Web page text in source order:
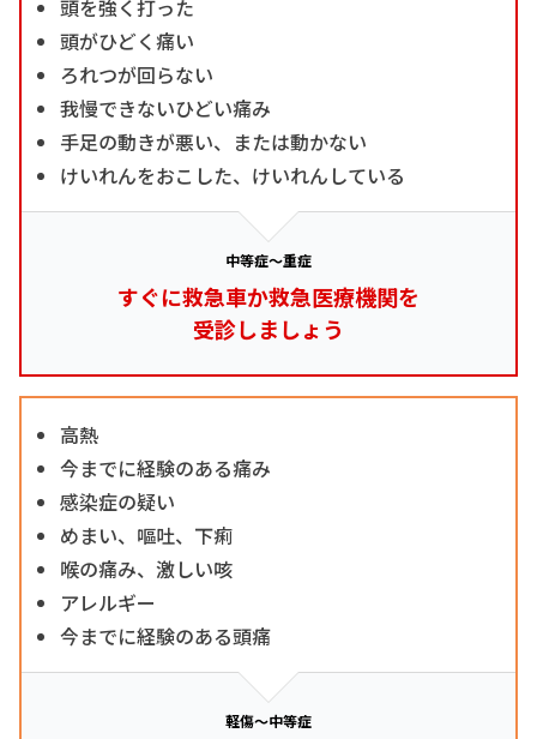
頭を強く打った
頭がひどく痛い
ろれつが回らない
我慢できないひどい痛み
手足の動きが悪い、または動かない
けいれんをおこした、けいれんしている
中等症～重症
すぐに救急車か救急医療機関を
受診しましょう
高熱
今までに経験のある痛み
感染症の疑い
めまい、嘔吐、下痢
喉の痛み、激しい咳
アレルギー
今までに経験のある頭痛
軽傷～中等症